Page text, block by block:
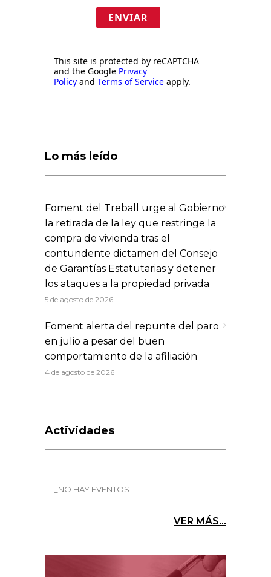
ENVIAR
This site is protected by reCAPTCHA
and the Google Privacy
Policy and Terms of Service apply.
Lo más leído
Foment del Treball urge al Gobierno
la retirada de la ley que restringe la
compra de vivienda tras el
contundente dictamen del Consejo
de Garantías Estatutarias y detener
los ataques a la propiedad privada
5 de agosto de 2026
Foment alerta del repunte del paro
en julio a pesar del buen
comportamiento de la afiliación
4 de agosto de 2026
Actividades
_NO HAY EVENTOS
VER MÁS...